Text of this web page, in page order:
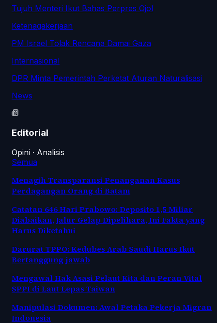
Tujuh Menteri Ikut Bahas Perpres Ojol
Ketenagakerjaan
PM Israel Tolak Rencana Damai Gaza
Internasional
DPR Minta Pemerintah Perketat Aturan Naturalisasi
News
Editorial
Opini · Analisis
Semua
Menagih Transparansi Penanganan Kasus
Perdagangan Orang di Batam
Catatan 646 Hari Prabowo: Deposito 1,5 Miliar
Diabaikan, Jalur Gelap Dipelihara, Ini Fakta yang
Harus Diketahui
Darurat TPPO: Kedubes Arab Saudi Harus Ikut
Bertanggung jawab
Mengawal Hak Asasi Pelaut Kita dan Peran Vital
SPPI di Laut Lepas Taiwan
Manipulasi Dokumen: Awal Petaka Pekerja Migran
Indonesia